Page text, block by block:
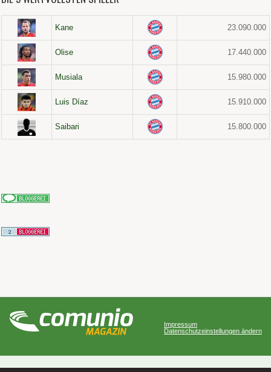
Kane 23.090.000
Olise 17.440.000
Musiala 15.980.000
Luis Díaz 15.910.000
Saibari 15.800.000
Impressum
Datenschutzeinstellungen ändern